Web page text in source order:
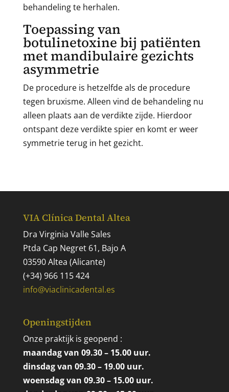
behandeling te herhalen.
Toepassing van
botulinetoxine bij patiënten
met mandibulaire gezichts
asymmetrie
De procedure is hetzelfde als de procedure
tegen bruxisme. Alleen vind de behandeling nu
alleen plaats aan de verdikte zijde. Hierdoor
ontspant deze verdikte spier en komt er weer
symmetrie terug in het gezicht.
VIA Clínica Dental Altea
Dra Virginia Valle Sales
Ptda Cap Negret 61, Bajo A
03590 Altea (Alicante)
(+34) 966 115 424
info@viaclinicadental.es
Openingstijden
Onze praktijk is geopend :
maandag van 09.30 – 15.00 uur.
dinsdag van 09.30 – 19.00 uur.
woensdag van 09.30 – 15.00 uur.